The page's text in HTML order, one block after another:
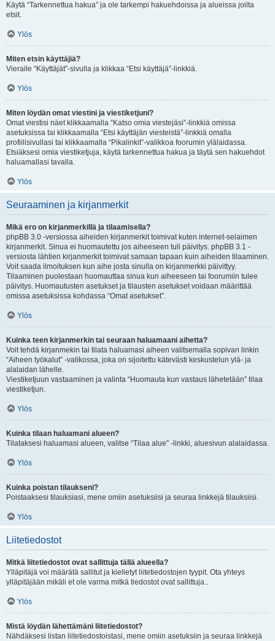
Käytä “Tarkennettua hakua” ja ole tarkempi hakuehdoissa ja alueissa joilta
etsit.
Ylös
Miten etsin käyttäjiä?
Vieraile “Käyttäjät”-sivulla ja klikkaa “Etsi käyttäjä”-linkkiä.
Ylös
Miten löydän omat viestini ja viestiketjuni?
Omat viestisi näet klikkaamalla “Katso omia viestejäsi”-linkkiä omissa
asetuksissa tai klikkaamalla “Etsi käyttäjän viesteistä”-linkkiä omalla
profiilisivullasi tai klikkaamalla “Pikalinkit”-valikkoa foorumin ylälaidassa.
Etsiäksesi omia viestiketjuja, käytä tarkennettua hakua ja täytä sen hakuehdot
haluamallasi tavalla.
Ylös
Seuraaminen ja kirjanmerkit
Mikä ero on kirjanmerkillä ja tilaamisella?
phpBB 3.0 -versiossa aiheiden kirjanmerkit toimivat kuten internet-selaimen
kirjanmerkit. Sinua ei huomautettu jos aiheeseen tuli päivitys. phpBB 3.1 -
versiosta lähtien kirjanmerkit toimivat samaan tapaan kuin aiheiden tilaaminen.
Voit saada ilmoituksen kun aihe josta sinulla on kirjanmerkki päivittyy.
Tilaaminen puolestaan huomauttaa sinua kun aiheeseen tai foorumiin tulee
päivitys. Huomautusten asetukset ja tilausten asetukset voidaan määrittää
omissa asetuksissa kohdassa “Omat asetukset”.
Ylös
Kuinka teen kirjanmerkin tai seuraan haluamaani aihetta?
Voit tehdä kirjanmekin tai tilata haluamasi aiheen valitsemalla sopivan linkin
“Aiheen työkalut” -valikossa, joka on sijoitettu kätevästi keskustelun ylä- ja
alalaidan lähelle.
Viestiketjuun vastaaminen ja valinta “Huomauta kun vastaus lähetetään” tilaa
viestiketjun.
Ylös
Kuinka tilaan haluamani alueen?
Tilataksesi haluamasi alueen, valitse “Tilaa alue” -linkki, aluesivun alalaidassa.
Ylös
Kuinka poistan tilaukseni?
Poistaaksesi tilauksiasi, mene omiin asetuksiisi ja seuraa linkkejä tilauksiisi.
Ylös
Liitetiedostot
Mitkä liitetiedostot ovat sallittuja tällä alueella?
Ylläpitäjä voi määrätä sallitut ja kielletyt liitetiedostojen tyypit. Ota yhteys
ylläpitäjään mikäli et ole varma mitkä tiedostot ovat sallittuja..
Ylös
Mistä löydän lähettämäni liitetiedostot?
Nähdäksesi listan liitetiedostoistasi, mene omiin asetuksiin ja seuraa linkkejä